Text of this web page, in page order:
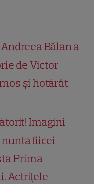
Bălan a
de Victor
și hotărât
Imagini
fiicei
Prima
Actrițele